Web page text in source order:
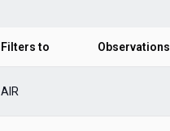
Filters to Observations
AIR